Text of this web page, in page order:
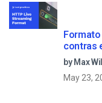
contras
by Max
May 23,